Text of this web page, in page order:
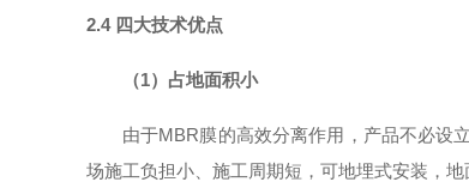
2.4 四大技术优点
（1）占地面积小
由于MBR膜的高效分离作用，产品不必设
场施工负担小、施工周期短，可地埋式安装，地